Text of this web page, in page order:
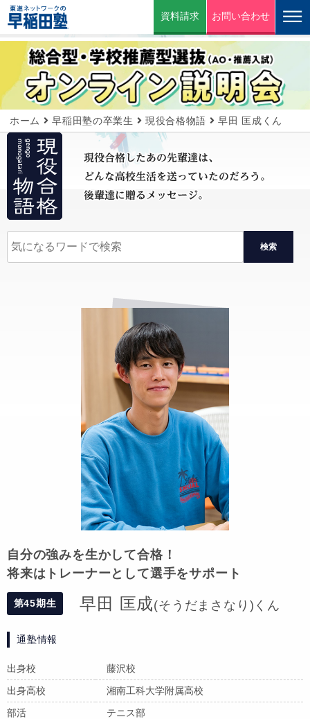
資料請求 お問い合わせ
ホーム 早稲田塾の卒業生 現役合格物語 早田 匡成くん
検索
自分の強みを生かして合格！
将来はトレーナーとして選手をサポート
第45期生 早田 匡成(そうだまさなり)くん
通塾情報
出身校
藤沢校
出身高校
湘南工科大学附属高校
部活
テニス部